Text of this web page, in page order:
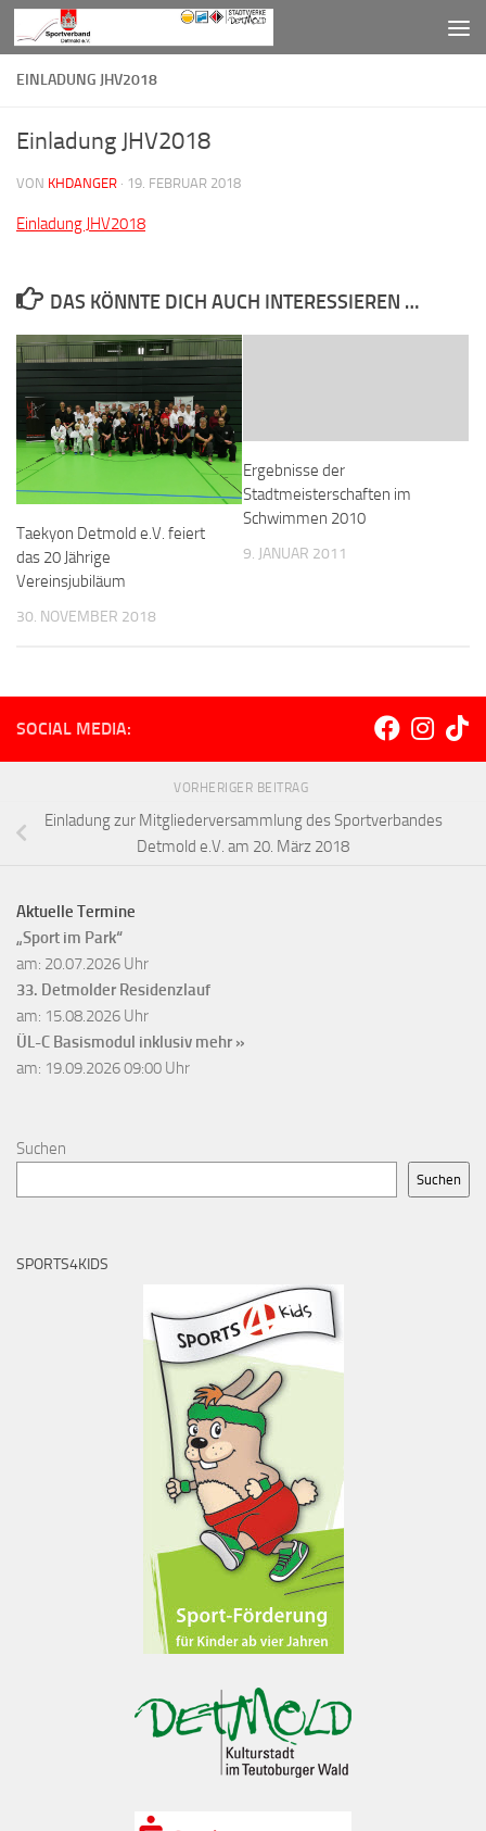
Zum Inhalt springen
EINLADUNG JHV2018
Einladung JHV2018
VON KHDANGER · 19. FEBRUAR 2018
Einladung JHV2018
DAS KÖNNTE DICH AUCH INTERESSIEREN …
Taekyon Detmold e.V. feiert
das 20 Jährige
Vereinsjubiläum
30. NOVEMBER 2018
Ergebnisse der
Stadtmeisterschaften im
Schwimmen 2010
9. JANUAR 2011
SOCIAL MEDIA:
VORHERIGER BEITRAG
Einladung zur Mitgliederversammlung des Sportverbandes
Detmold e.V. am 20. März 2018
Aktuelle Termine
„Sport im Park“
am: 20.07.2026 Uhr
33. Detmolder Residenzlauf
am: 15.08.2026 Uhr
ÜL-C Basismodul inklusiv mehr »
am: 19.09.2026 09:00 Uhr
Suchen
Suchen
SPORTS4KIDS